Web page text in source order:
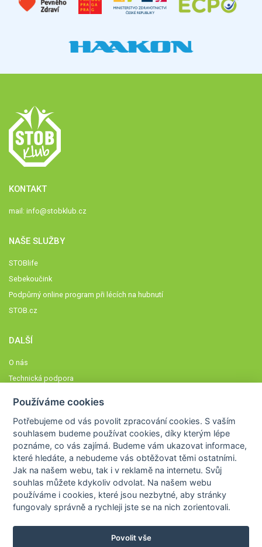
KONTAKT
mail: info@stobklub.cz
NAŠE SLUŽBY
STOBlife
Sebekoučink
Podpůrný online program při lécích na hubnutí
STOB.cz
DALŠÍ
O nás
Technická podpora
Členové STOBklubu
Zásady nakládání s osobními údaji
Otestujte se
Spočítejte si
Výzva 52
Používáme cookies
Potřebujeme od vás povolit zpracování cookies. S vaším
souhlasem budeme používat cookies, díky kterým lépe
poznáme,co vás zajímá. Budeme vám ukazovat informace,
které hledáte, a nebudeme vás obtěžovat těmi ostatními.
Jak na našem webu, tak i v reklamě na internetu. Svůj
souhlas můžete kdykoliv odvolat. Na našem webu
používáme i cookies, které jsou nezbytné, aby stránky
fungovaly správně a rychleji jste se na nich zorientovali.
Povolit vše